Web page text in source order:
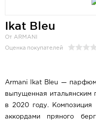
Ikat Bleu
От ARMANI
Оценка покупателей
Armani Ikat Bleu —
выпущенная
в 2020 году.
аккордами пряного